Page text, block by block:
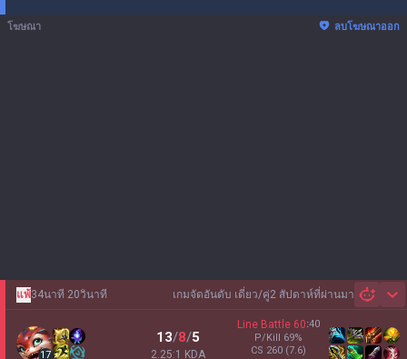
โฆษณา ลบโฆษณาออก
เกมจัดอันดับ เดี่ยว/คู่2 สัปดาห์ที่ผ่านมา
แพ้34นาที 20วินาที
17
13/8/5
2.25:1 KDA
Line Battle 60:40
P/Kill 69%
CS 260 (7.6)